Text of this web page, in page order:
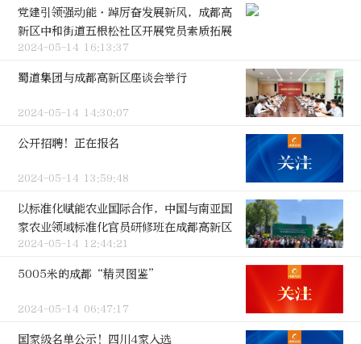
党建引领强动能·踔厉奋发展新风，成都高
新区中和街道五根松社区开展党员素质拓展
活动
2024-05-14 16:13:37
蜀道集团与成都高新区座谈会举行
2024-05-14 14:30:07
公开招聘！正在报名
2024-05-14 13:59:48
以标准化赋能农业国际合作，中国与南亚国
家农业领域标准化官员研修班在成都高新区
开班
2024-05-14 12:44:21
5005米的成都“精灵图鉴”
2024-05-14 06:47:17
国家级名单公示！四川4家入选